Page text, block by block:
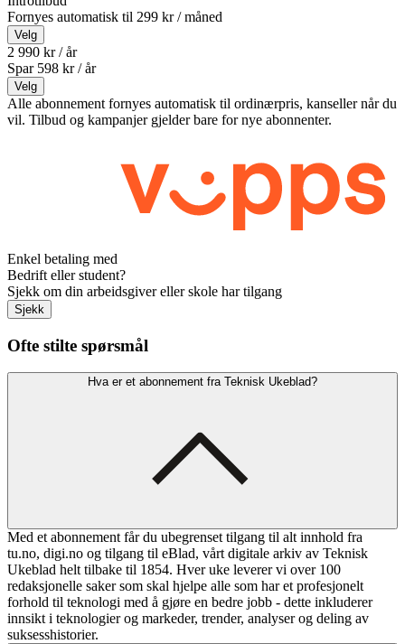
Fornyes automatisk til 299 kr / måned
Velg
2 990 kr / år
Spar 598 kr /år
Velg
Alle abonnement fornyes automatisk til ordinærpris, kanseller når du
vil. Tilbud og kampanjer gjelder bare for nye abonnenter.
Enkel betaling med
Bedrift eller student?
Sjekk om din arbeidsgiver eller skole har tilgang
Sjekk
Ofte stilte spørsmål
Hva er et abonnement fra Teknisk Ukeblad?
Med et abonnement får du ubegrenset tilgang til alt innhold fra
tu.no, digi.no og tilgang til eBlad, vårt digitale arkiv av Teknisk
Ukeblad helt tilbake til 1854. Hver uke leverer vi over 100
redaksjonelle saker som skal hjelpe alle som har et profesjonelt
forhold til teknologi med å gjøre en bedre jobb - dette inkluderer
innsikt i teknologier og markeder, trender, analyser og deling av
suksesshistorier.